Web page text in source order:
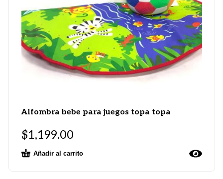
Alfombra bebe para juegos topa topa
$1,199.00
Añadir al carrito